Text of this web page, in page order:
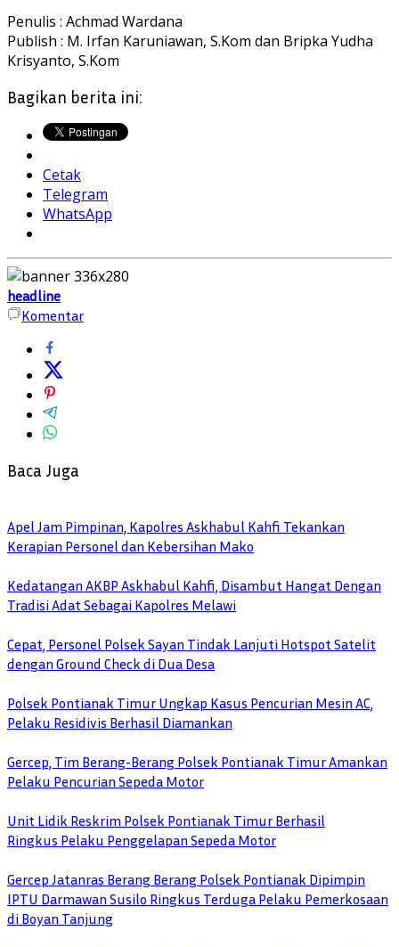
Penulis : Achmad Wardana
Publish : M. Irfan Karuniawan, S.Kom dan Bripka Yudha
Krisyanto, S.Kom
Bagikan berita ini:
Cetak
Telegram
WhatsApp
headline
Komentar
Baca Juga
Apel Jam Pimpinan, Kapolres Askhabul Kahfi Tekankan
Kerapian Personel dan Kebersihan Mako
Kedatangan AKBP Askhabul Kahfi, Disambut Hangat Dengan
Tradisi Adat Sebagai Kapolres Melawi
Cepat, Personel Polsek Sayan Tindak Lanjuti Hotspot Satelit
dengan Ground Check di Dua Desa
Polsek Pontianak Timur Ungkap Kasus Pencurian Mesin AC,
Pelaku Residivis Berhasil Diamankan
Gercep, Tim Berang-Berang Polsek Pontianak Timur Amankan
Pelaku Pencurian Sepeda Motor
Unit Lidik Reskrim Polsek Pontianak Timur Berhasil
Ringkus Pelaku Penggelapan Sepeda Motor
Gercep Jatanras Berang Berang Polsek Pontianak Dipimpin
IPTU Darmawan Susilo Ringkus Terduga Pelaku Pemerkosaan
di Boyan Tanjung